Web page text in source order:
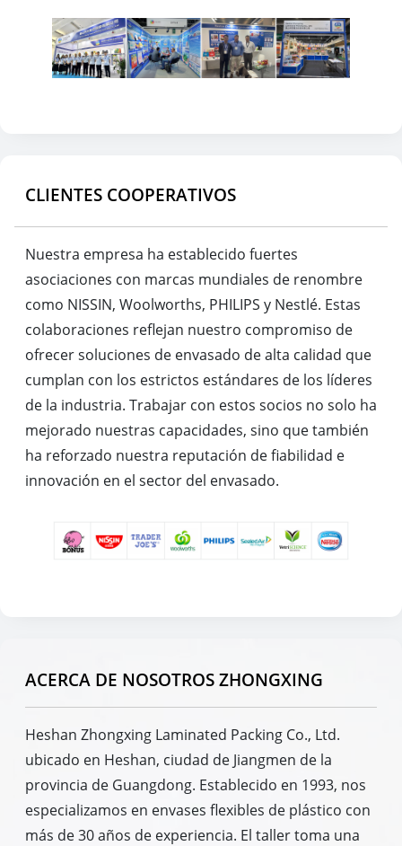
CLIENTES COOPERATIVOS
Nuestra empresa ha establecido fuertes
asociaciones con marcas mundiales de renombre
como NISSIN, Woolworths, PHILIPS y Nestlé. Estas
colaboraciones reflejan nuestro compromiso de
ofrecer soluciones de envasado de alta calidad que
cumplan con los estrictos estándares de los líderes
de la industria. Trabajar con estos socios no solo ha
mejorado nuestras capacidades, sino que también
ha reforzado nuestra reputación de fiabilidad e
innovación en el sector del envasado.
ACERCA DE NOSOTROS ZHONGXING
Heshan Zhongxing Laminated Packing Co., Ltd.
ubicado en Heshan, ciudad de Jiangmen de la
provincia de Guangdong. Establecido en 1993, nos
especializamos en envases flexibles de plástico con
más de 30 años de experiencia. El taller toma una